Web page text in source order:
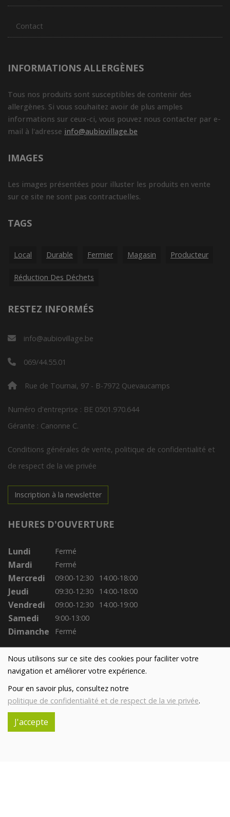
Nous utilisons sur ce site des cookies pour faciliter votre
navigation et améliorer votre expérience.
Pour en savoir plus, consultez notre
politique de confidentialité et de respect de la vie privée.
J'accepte
Contact
INFORMATIONS ALLERGÈNES
Tous nos produits sont susceptibles de contenir des
allergènes. Si vous souhaitez avoir de plus amples
informations sur ceux-ci, vous pouvez nous contacter par e-
mail à l'adresse info@aubiovillage.be
IMAGES
Les images présentées pour illuster les produits en vente
sur ce site ne sont pas contractuelles.
TAGS
Local Durable Fermier Magasin Producteur
Réduction Des Déchets
RESTEZ INFORMÉS
info@aubiovillage.be
069/44.55.01
Rue de Tournai, 97 - B-7972 Quevaucamps
Numéro d'entreprise : BE 0501.970.644
Gérante : Canonne C.
Conditions générales de vente, politique de confidentialité et
de respect de la vie privée
Inscription à la newsletter
HEURES D'OUVERTURE
Lundi Fermé
Mardi Fermé
Mercredi 09:00-12:30 14:00-18:00
Jeudi 09:30-12:30 14:00-18:00
Vendredi 09:00-12:30 14:00-19:00
Samedi 9:00-13:00
Dimanche Fermé